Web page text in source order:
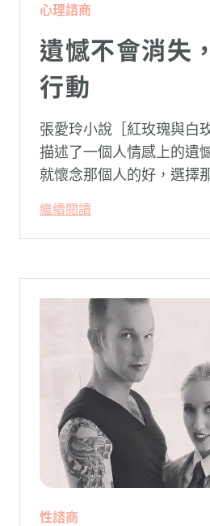
心理諮商
遺憾不會消失
行動
張愛玲小說［紅玫瑰與白
描述了一個人情感上的遺
就懷念那個人的好，選擇
繼續閱讀
性諮商